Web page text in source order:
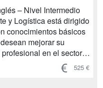
– Nivel Intermedio
y Logística está dirigido
conocimientos básicos
mejorar su
en el sector.
progresivas, el
gramática,
525 €